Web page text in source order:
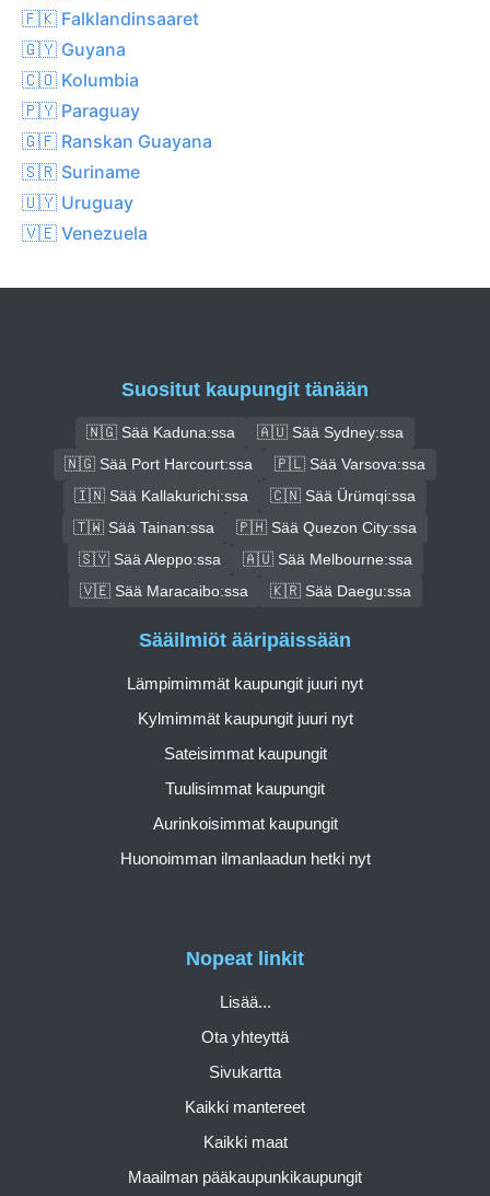
🇫🇰 Falklandinsaaret
🇬🇾 Guyana
🇨🇴 Kolumbia
🇵🇾 Paraguay
🇬🇫 Ranskan Guayana
🇸🇷 Suriname
🇺🇾 Uruguay
🇻🇪 Venezuela
Suositut kaupungit tänään
🇳🇬 Sää Kaduna:ssa
🇦🇺 Sää Sydney:ssa
🇳🇬 Sää Port Harcourt:ssa
🇵🇱 Sää Varsova:ssa
🇮🇳 Sää Kallakurichi:ssa
🇨🇳 Sää Ürümqi:ssa
🇹🇼 Sää Tainan:ssa
🇵🇭 Sää Quezon City:ssa
🇸🇾 Sää Aleppo:ssa
🇦🇺 Sää Melbourne:ssa
🇻🇪 Sää Maracaibo:ssa
🇰🇷 Sää Daegu:ssa
Nopeat linkit
Lisää...
Ota yhteyttä
Sivukartta
Kaikki mantereet
Kaikki maat
Maailman pääkaupunkikaupungit
Sääilmiöt ääripäissään
Lämpimimmät kaupungit juuri nyt
Kylmimmät kaupungit juuri nyt
Sateisimmat kaupungit
Tuulisimmat kaupungit
Aurinkoisimmat kaupungit
Huonoimman ilmanlaadun hetki nyt